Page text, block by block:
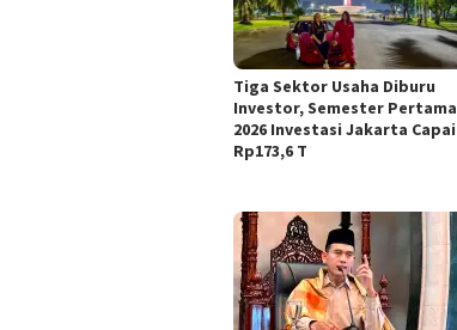
Tiga Sektor Usaha Diburu
Investor, Semester Pertama
2026 Investasi Jakarta Capai
Rp173,6 T